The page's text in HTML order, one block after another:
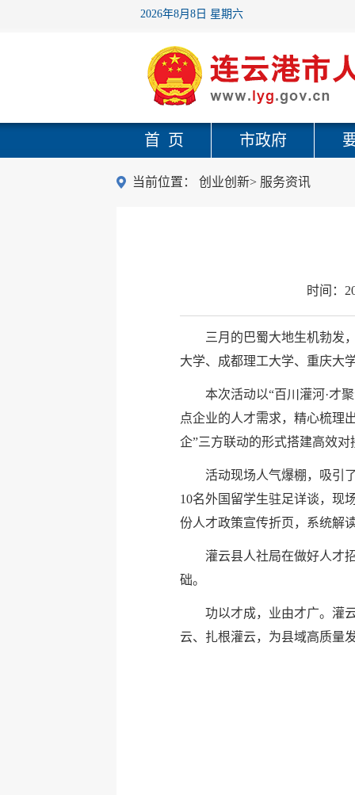
2026年8月8日 星期六
首 页 市政府
当前位置： 创业创新> 服务资讯
时间：
三月的巴蜀大地生机勃发
大学、成都理工大学、重庆大
本次活动以“百川灌河·才
点企业的人才需求，精心梳理
企”三方联动的形式搭建高效对
活动现场人气爆棚，吸引
10名外国留学生驻足详谈，现
份人才政策宣传折页，系统解
灌云县人社局在做好人才
础。
功以才成，业由才广。灌
云、扎根灌云，为县域高质量